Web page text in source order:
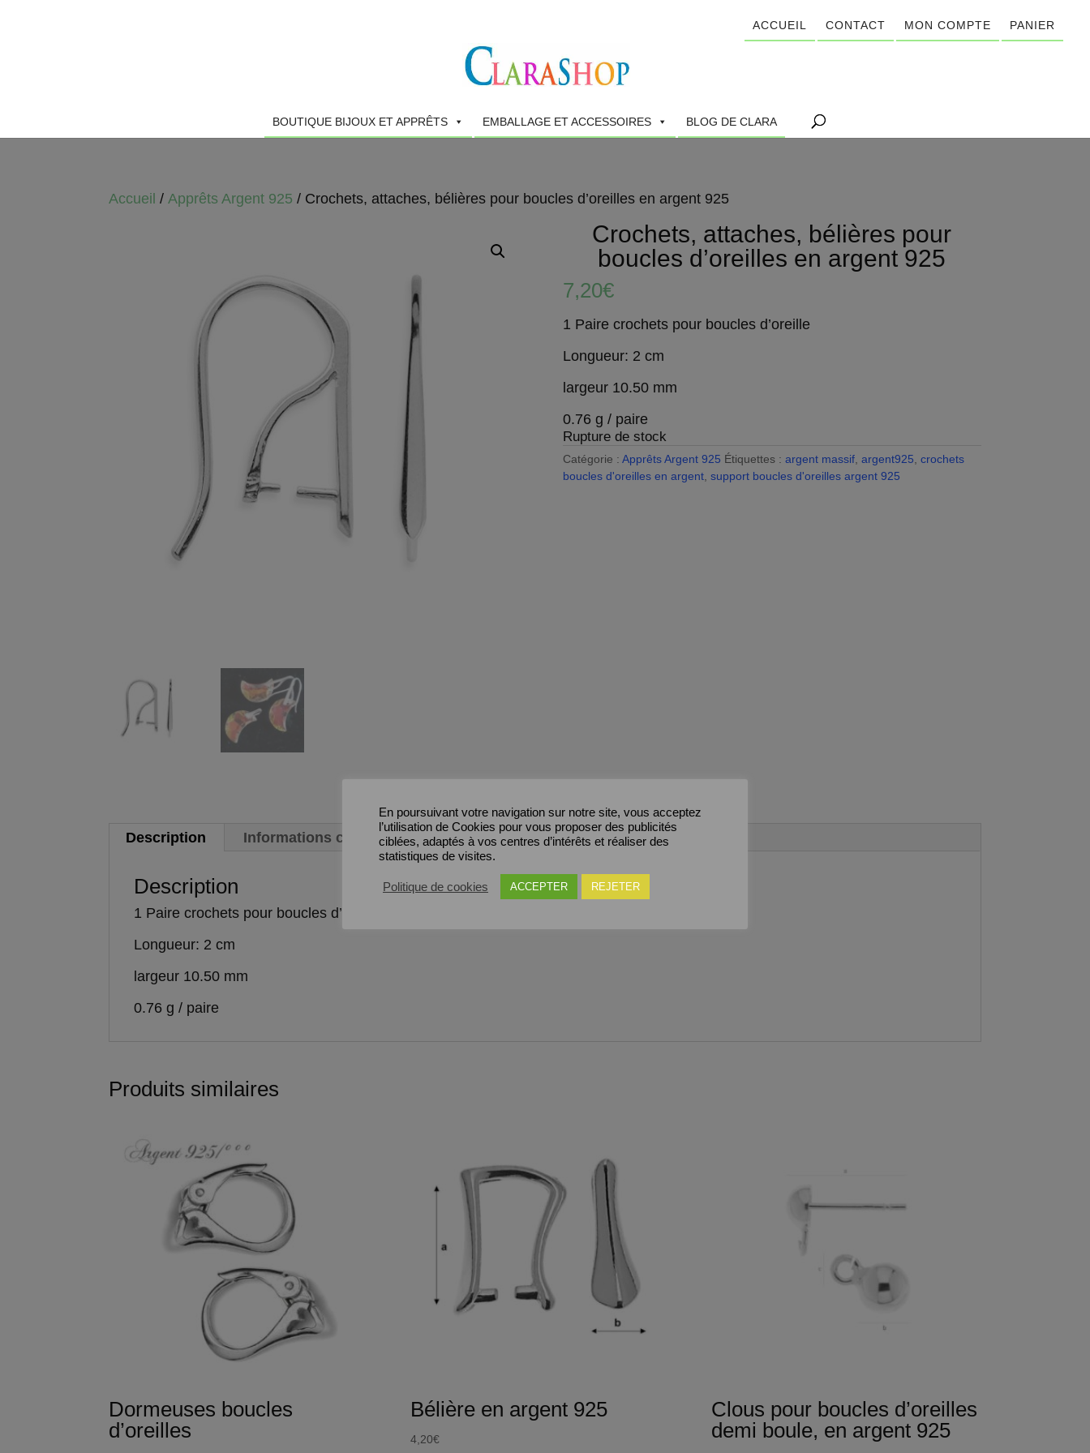
ACCUEIL CONTACT MON COMPTE PANIER
BOUTIQUE BIJOUX ET APPRÊTS EMBALLAGE ET ACCESSOIRES BLOG DE CLARA
Accueil /Apprêts Argent 925 / Crochets, attaches, bélières pour boucles d’oreilles en argent 925
Crochets, attaches, bélières pour
boucles d’oreilles en argent 925
7,20€
1 Paire crochets pour boucles d’oreille
Longueur: 2 cm
largeur 10.50 mm
0.76 g / paire
Rupture de stock
Catégorie : Apprêts Argent 925 Étiquettes : argent massif, argent925 crochets
boucles d'oreilles en argent, support boucles d'oreilles argent 925
Description Informations complémentaires Avis (0)
Description
1 Paire crochets pour boucles d’oreille
Longueur: 2 cm
largeur 10.50 mm
0.76 g / paire
Produits similaires
Dormeuses boucles
d’oreilles
Bélière en argent 925
4,20€
Clous pour boucles d’oreilles
demi boule, en argent 925
En poursuivant votre navigation sur notre site, vous acceptez
l’utilisation de Cookies pour vous proposer des publicités
ciblées, adaptés à vos centres d’intérêts et réaliser des
statistiques de visites.
Politique de cookies ACCEPTER REJETER